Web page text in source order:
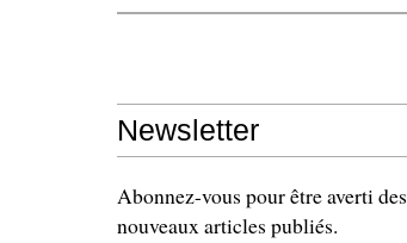
Newsletter
Abonnez-vous pour être averti des
nouveaux articles publiés.